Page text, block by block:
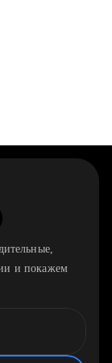
и покажем